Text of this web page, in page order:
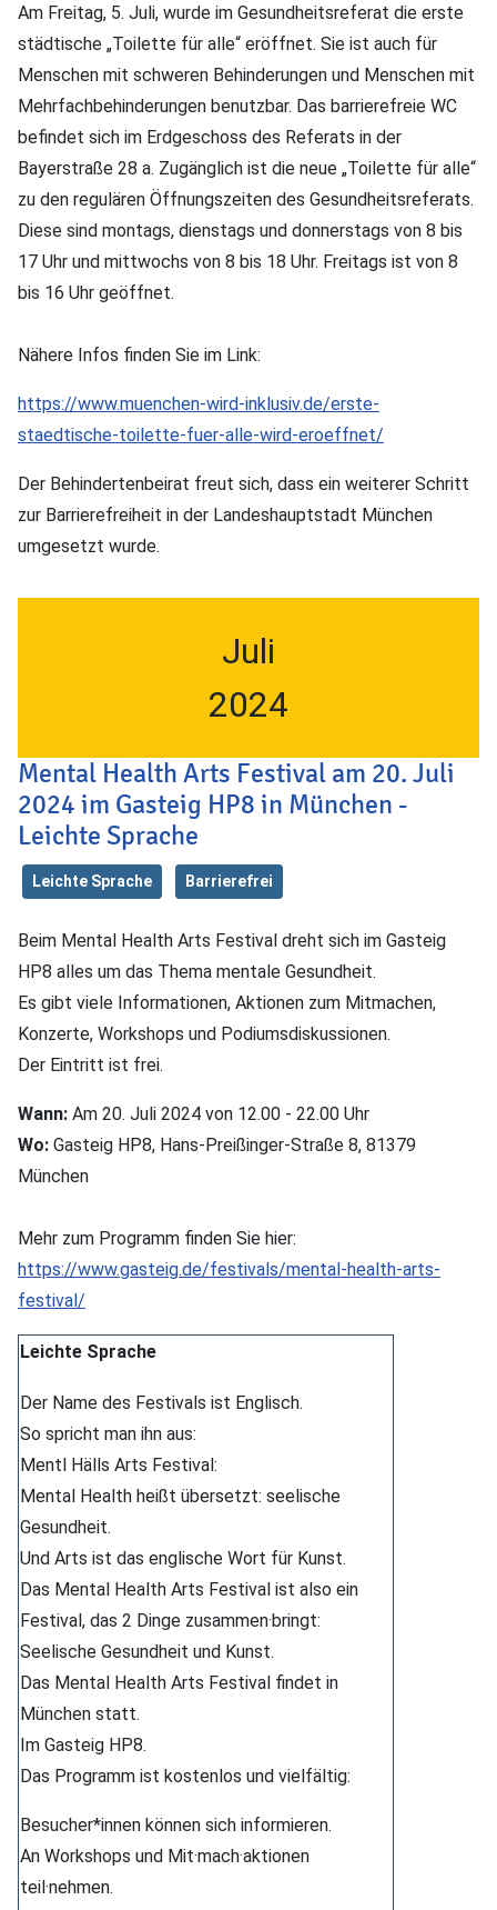
Am Freitag, 5. Juli, wurde im Gesundheitsreferat die erste
städtische „Toilette für alle“ eröffnet. Sie ist auch für
Menschen mit schweren Behinderungen und Menschen mit
Mehrfachbehinderungen benutzbar. Das barrierefreie WC
befindet sich im Erdgeschoss des Referats in der
Bayerstraße 28 a. Zugänglich ist die neue „Toilette für alle“
zu den regulären Öffnungszeiten des Gesundheitsreferats.
Diese sind montags, dienstags und donnerstags von 8 bis
17 Uhr und mittwochs von 8 bis 18 Uhr. Freitags ist von 8
bis 16 Uhr geöffnet.
Nähere Infos finden Sie im Link:
https://www.muenchen-wird-inklusiv.de/erste-
staedtische-toilette-fuer-alle-wird-eroeffnet/
Der Behindertenbeirat freut sich, dass ein weiterer Schritt
zur Barrierefreiheit in der Landeshauptstadt München
umgesetzt wurde.
Juli
2024
Mental Health Arts Festival am 20. Juli
2024 im Gasteig HP8 in München -
Leichte Sprache
Leichte Sprache Barrierefrei
Beim Mental Health Arts Festival dreht sich im Gasteig
HP8 alles um das Thema mentale Gesundheit.
Es gibt viele Informationen, Aktionen zum Mitmachen,
Konzerte, Workshops und Podiumsdiskussionen.
Der Eintritt ist frei.
Wann: Am 20. Juli 2024 von 12.00 - 22.00 Uhr
Wo: Gasteig HP8, Hans-Preißinger-Straße 8, 81379
München
Mehr zum Programm finden Sie hier:
https://www.gasteig.de/festivals/mental-health-arts-
festival/
Leichte Sprache
Der Name des Festivals ist Englisch.
So spricht man ihn aus:
Mentl Hälls Arts Festival:
Mental Health heißt übersetzt: seelische
Gesundheit.
Und Arts ist das englische Wort für Kunst.
Das Mental Health Arts Festival ist also ein
Festival, das 2 Dinge zusammen·bringt:
Seelische Gesundheit und Kunst.
Das Mental Health Arts Festival findet in
München statt.
Im Gasteig HP8.
Das Programm ist kostenlos und vielfältig:
Besucher*innen können sich informieren.
An Workshops und Mit·mach·aktionen
teil·nehmen.